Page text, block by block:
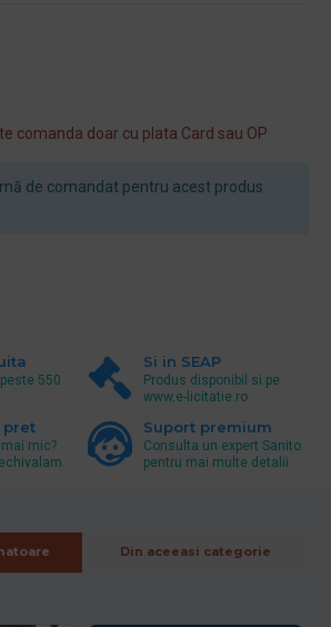
comanda doar cu plata Card sau OP
de comandat pentru acest produs
550
Si in SEAP
Produs disponibil si pe
www.e-licitatie.ro
pret
mic?
Suport premium
Consulta un expert Sanito
pentru mai multe detalii
Din aceeasi categorie